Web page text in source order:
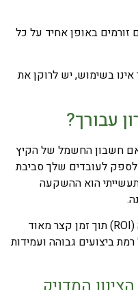
זורמים באופן אחיד על כל
בשימוש, יש לרוקן את
עבורך?
חשבון החשמל של הקיץ
לעובדים שלך סביבת
תעשייתי הוא ההשקעה
מדובר בפתרון שמחזיר את ההשקעה (ROI) תוך זמן קצר מאוד
ביצועים גבוהה ועמידות